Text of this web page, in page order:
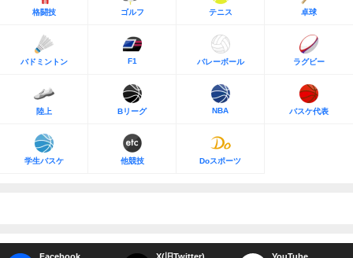
格闘技 ゴルフ テニス 卓球
バドミントン F1 バレーボール ラグビー
陸上 Bリーグ NBA バスケ代表
学生バスケ 他競技 Doスポーツ